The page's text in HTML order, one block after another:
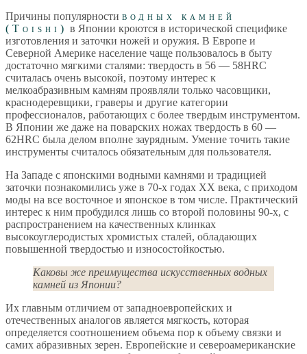
Причины популярности водных камней
(Toishi) в Японии кроются в исторической специфике
изготовления и заточки ножей и оружия. В Европе и
Северной Америке население чаще пользовалось в быту
достаточно мягкими сталями: твердость в 56 — 58HRC
считалась очень высокой, поэтому интерес к
мелкоабразивным камням проявляли только часовщики,
краснодеревщики, граверы и другие категории
профессионалов, работающих с более твердым инструментом.
В Японии же даже на поварских ножах твердость в 60 —
62HRC была делом вполне заурядным. Умение точить такие
инструменты считалось обязательным для пользователя.
На Западе с японскими водными камнями и традицией
заточки познакомились уже в 70-х годах ХХ века, с приходом
моды на все восточное и японское в том числе. Практический
интерес к ним пробудился лишь со второй половины 90-х, с
распространением на качественных клинках
высокоуглеродистых хромистых сталей, обладающих
повышенной твердостью и износостойкостью.
Каковы же преимущества искусственных водных
камней из Японии?
Их главным отличием от западноевропейских и
отечественных аналогов является мягкость, которая
определяется соотношением объема пор к объему связки и
самих абразивных зерен. Европейские и североамериканские